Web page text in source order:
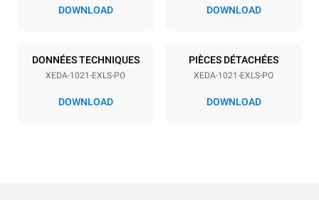
380-415V 3N~ / 220-240V
3~
35,8 kW
50 / 60 Hz NON INCLUS
DOWNLOAD DOWNLOAD
DONNÉES TECHNIQUES
XEDA-1021-EXLS-PO
DOWNLOAD
PIÈCES DÉTACHÉES
XEDA-1021-EXLS-PO
DOWNLOAD